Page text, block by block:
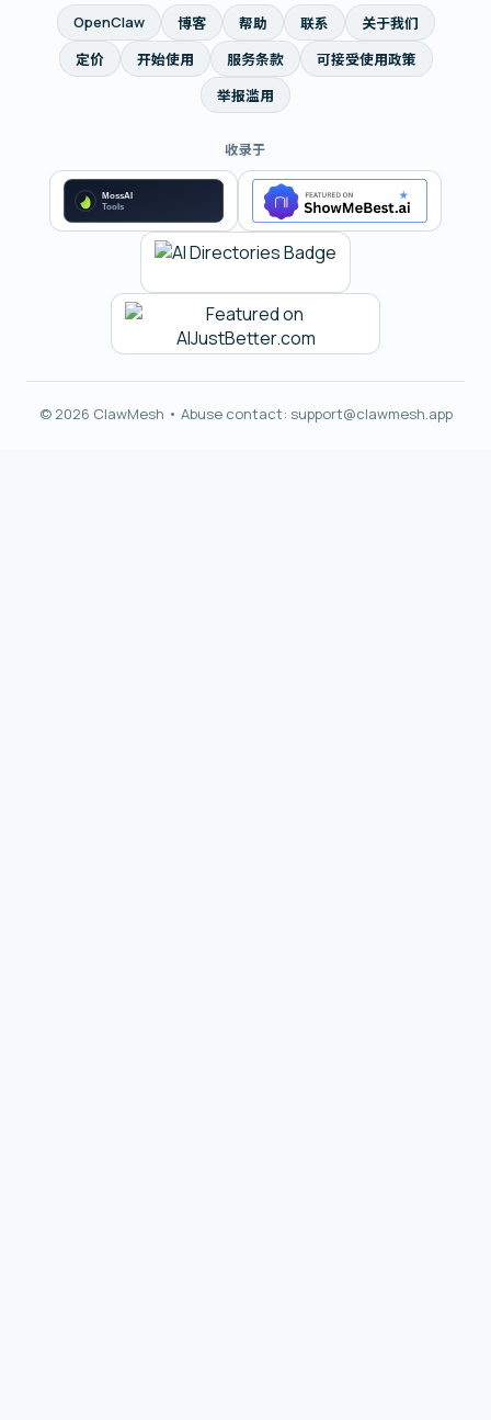
OpenClaw 博客 帮助 联系
关于我们
定价
开始使用 服务条款
可接受使用政策
举报滥用
收录于
© 2026 ClawMesh • Abuse contact: support@clawmesh.app